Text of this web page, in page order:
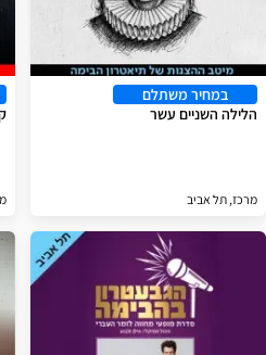
במחיר משתלם
הלילה השניים עשר
מרכז, תל אביב